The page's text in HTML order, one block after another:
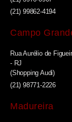
(21) 99862-4194
Campo
Rua Aurélio de
- RJ
(Shopping Audi)
(21) 98771-2226
Madureira